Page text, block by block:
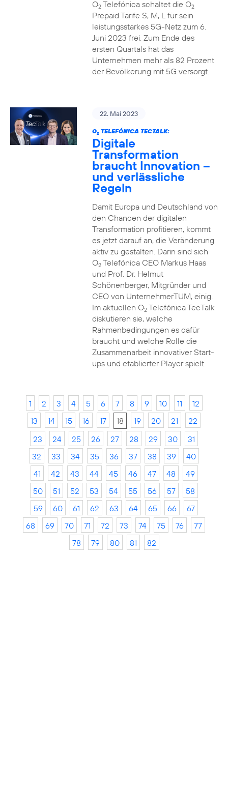
O2Telefónica schaltet die O2
Prepaid Tarife S, M, L für sein
leistungsstarkes 5G-Netz zum 6.
Juni 2023 frei. Zum Ende des
ersten Quartals hat das
Unternehmen mehr als 82 Prozent
der Bevölkerung mit 5G versorgt.
22. Mai 2023
O2TELEFÓNICA TECTALK:
Digitale
Transformation
braucht Innovation –
und verlässliche
Regeln
Damit Europa und Deutschland von
den Chancen der digitalen
Transformation profitieren, kommt
es jetzt darauf an, die Veränderung
aktiv zu gestalten. Darin sind sich
O2Telefónica CEO Markus Haas
und Prof. Dr. Helmut
Schönenberger, Mitgründer und
CEO von UnternehmerTUM, einig.
Im aktuellen O2Telefónica TecTalk
diskutieren sie, welche
Rahmenbedingungen es dafür
braucht und welche Rolle die
Zusammenarbeit innovativer Start-
ups und etablierter Player spielt.
1 2 3 4 5 6 7 8 9 10 11
12
13
14 15 16 17 18 19 20 21
22
23
24 25 26 27 28 29 30
31
32
33 34 35 36 37 38 39
40
41
42 43 44 45 46 47 48
49
50
51 52 53 54 55 56 57
58
59
60 61 62 63 64 65 66
67
68
69 70 71 72 73 74 75 76
77
78
79 80 81 82